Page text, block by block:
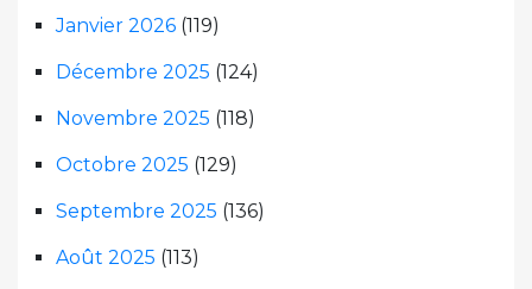
Janvier 2026 (119)
Décembre 2025 (124)
Novembre 2025 (118)
Octobre 2025 (129)
Septembre 2025 (136)
Août 2025 (113)